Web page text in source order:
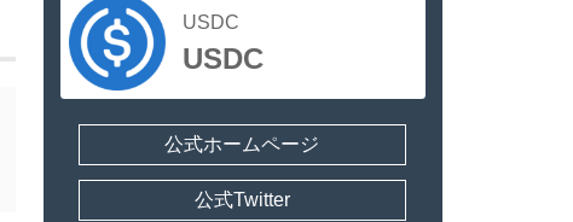
USDC
USDC
公式ホームページ
公式Twitter